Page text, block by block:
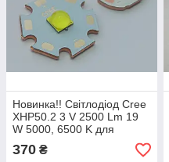
Новинка!! Світлодіод Cree
XHP50.2 3 V 2500 Lm 19
W 5000, 6500 K для
ліхтарів, фар, світильників
мідь 20 мм
370 ₴